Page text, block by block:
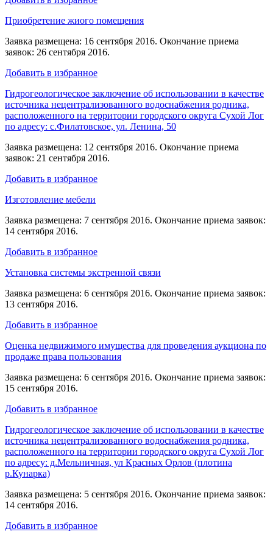
Приобретение жиого помещения
Заявка размещена: 16 сентября 2016. Окончание приема
заявок: 26 сентября 2016.
Добавить в избранное
Гидрогеологическое заключение об использовании в качестве
источника нецентрализованного водоснабжения родника,
расположенного на территории городского округа Сухой Лог
по адресу: с.Филатовское, ул. Ленина, 50
Заявка размещена: 12 сентября 2016. Окончание приема
заявок: 21 сентября 2016.
Добавить в избранное
Изготовление мебели
Заявка размещена: 7 сентября 2016. Окончание приема заявок:
14 сентября 2016.
Добавить в избранное
Установка системы экстренной связи
Заявка размещена: 6 сентября 2016. Окончание приема заявок:
13 сентября 2016.
Добавить в избранное
Оценка недвижимого имущества для проведения аукциона по
продаже права пользования
Заявка размещена: 6 сентября 2016. Окончание приема заявок:
15 сентября 2016.
Добавить в избранное
Гидрогеологическое заключение об использовании в качестве
источника нецентрализованного водоснабжения родника,
расположенного на территории городского округа Сухой Лог
по адресу: д.Мельничная, ул Красных Орлов (плотина
р.Кунарка)
Заявка размещена: 5 сентября 2016. Окончание приема заявок:
14 сентября 2016.
Добавить в избранное